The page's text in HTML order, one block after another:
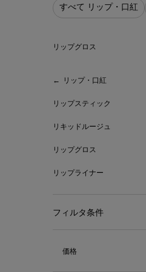
すべて リップ・口紅
リップグロス
リップ・口紅
リップスティック
リキッドルージュ
リップグロス
リップライナー
フィルタ条件
価格